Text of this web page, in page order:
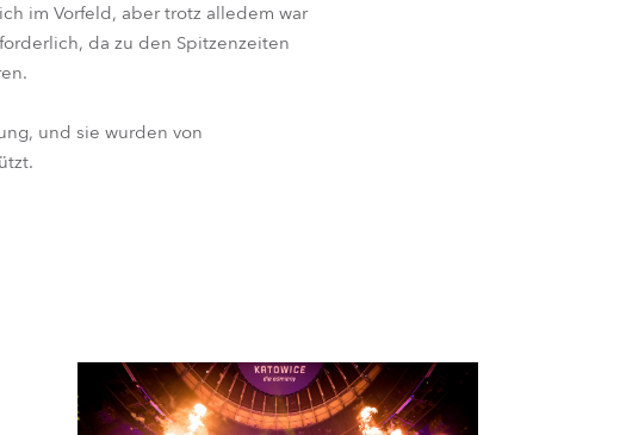
im Vorfeld, aber trotz alledem war
da zu den Spitzenzeiten
und sie wurden von